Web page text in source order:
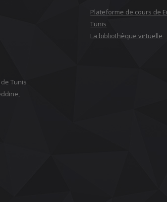
Tunis
Plateforme de cours de
Tunis
La bibliothèque virtuelle